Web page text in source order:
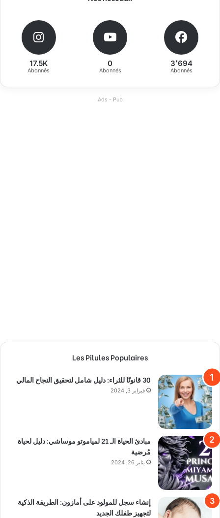
3٬694
Abonnés
0
Abonnés
17.5K
Abonnés
Ads - Pub
Les Pilules Populaires
30 قانونًا للثراء: دليل شامل لتحقيق النجاح المالي
فبراير 3, 2024
مبادئ الحياة الـ 21 لمياموتو موساشي: دليل لحياة
مُرضية
يناير 26, 2024
إنشاء سجل للمولود على أمازون: الطريقة الذكية
لتجهيز طفلك الجديد